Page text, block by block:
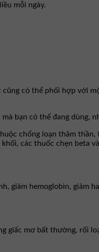
mỗi ngày.
có thể phối hợp với
bạn có thể đang dùng,
chống loạn thâm thần,
các thuốc chẹn beta
giảm hemoglobin, giảm
giấc mơ bất thường, rối